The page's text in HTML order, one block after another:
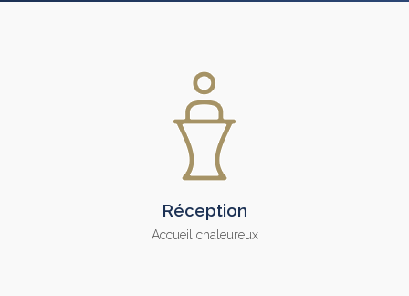
Réception
Accueil chaleureux